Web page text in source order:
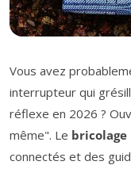
Vous avez
interrupteur qui
réflexe en 2026 ?
même". Le bricolage
connectés et des